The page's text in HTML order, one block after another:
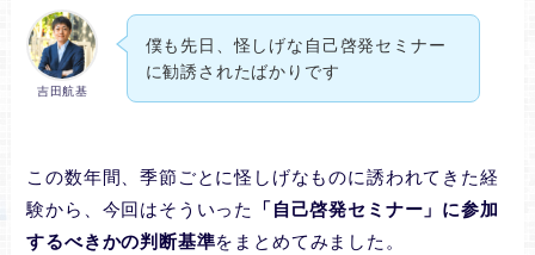
吉田航基
僕も先日、怪しげな自己啓発セミナー
に勧誘されたばかりです
この数年間、季節ごとに怪しげなものに誘われてきた経
験から、今回はそういった
「自己啓発セミナー」に参加
するべきかの判断基準をまとめてみました。